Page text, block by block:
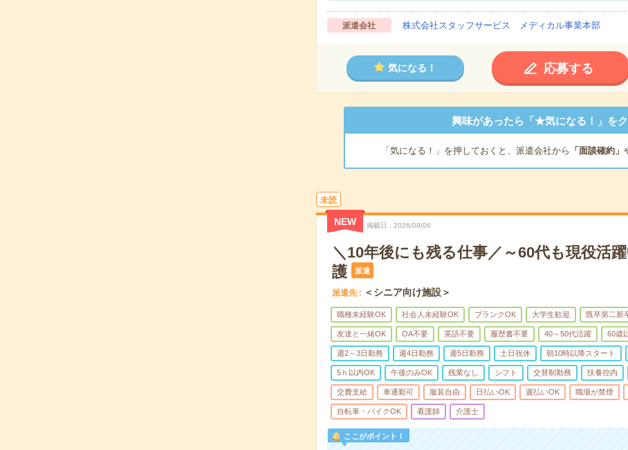
派遣会社 株式会社スタッフサービス メディカル事業本部
気になる！ 応募する
興味があったら「★気になる！」をク
「気になる！」を押しておくと、派遣会社から 「面談確約」
未読
NEW 掲載日 2026/08/06
＼10年後にも残る仕事／～60代も現役活
護
派遣
派遣先 ＜シニア向け施設＞
職種未経験OK 社会人未経験OK ブランクOK 大学生歓迎 既卒第二新
友達と一緒OK OA不要 英語不要 履歴書不要 40～50代活躍 60歳
週2～3日勤務 週4日勤務 週5日勤務 土日祝休 朝10時以降スタート
5ｈ以内OK 午後のみOK 残業なし シフト 交替制勤務 扶養控内
交費支給 車通勤可 服装自由 日払いOK 週払いOK 職場が禁煙
自転車・バイクOK 看護師 介護士
ここがポイント！